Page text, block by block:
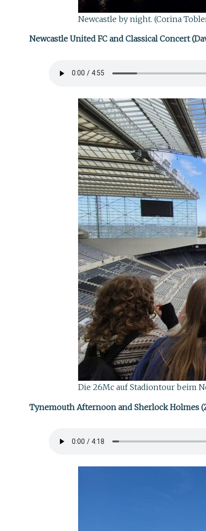
Newcastle by night. (Corina
Newcastle United FC and Classical Concert
Die 26Mc auf Stadiontour beim
Tynemouth Afternoon and Sherlock Holmes